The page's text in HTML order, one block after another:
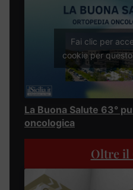
Fai clic per
cookie per
La Buona Salute 63°
oncologica
Oltre il